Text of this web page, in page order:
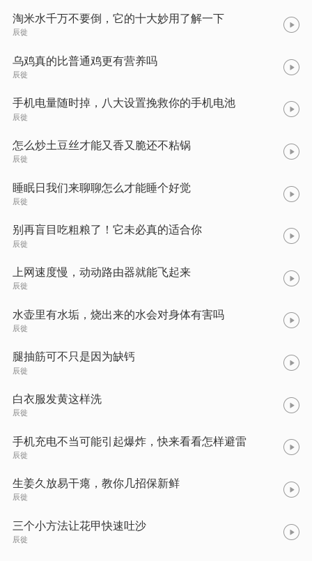
淘米水千万不要倒，它的十大妙用了解一下
辰徙
乌鸡真的比普通鸡更有营养吗
辰徙
手机电量随时掉，八大设置挽救你的手机电池
辰徙
怎么炒土豆丝才能又香又脆还不粘锅
辰徙
睡眠日我们来聊聊怎么才能睡个好觉
辰徙
别再盲目吃粗粮了！它未必真的适合你
辰徙
上网速度慢，动动路由器就能飞起来
辰徙
水壶里有水垢，烧出来的水会对身体有害吗
辰徙
腿抽筋可不只是因为缺钙
辰徙
白衣服发黄这样洗
辰徙
手机充电不当可能引起爆炸，快来看看怎样避雷
辰徙
生姜久放易干瘪，教你几招保新鲜
辰徙
三个小方法让花甲快速吐沙
辰徙